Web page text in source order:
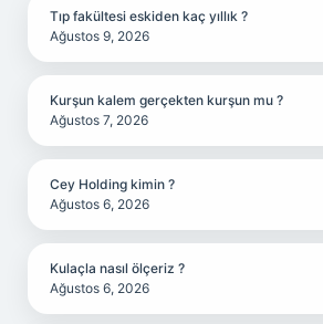
Tıp fakültesi eskiden kaç yıllık ?
Ağustos 9, 2026
Kurşun kalem gerçekten kurşun mu ?
Ağustos 7, 2026
Cey Holding kimin ?
Ağustos 6, 2026
Kulaçla nasıl ölçeriz ?
Ağustos 6, 2026